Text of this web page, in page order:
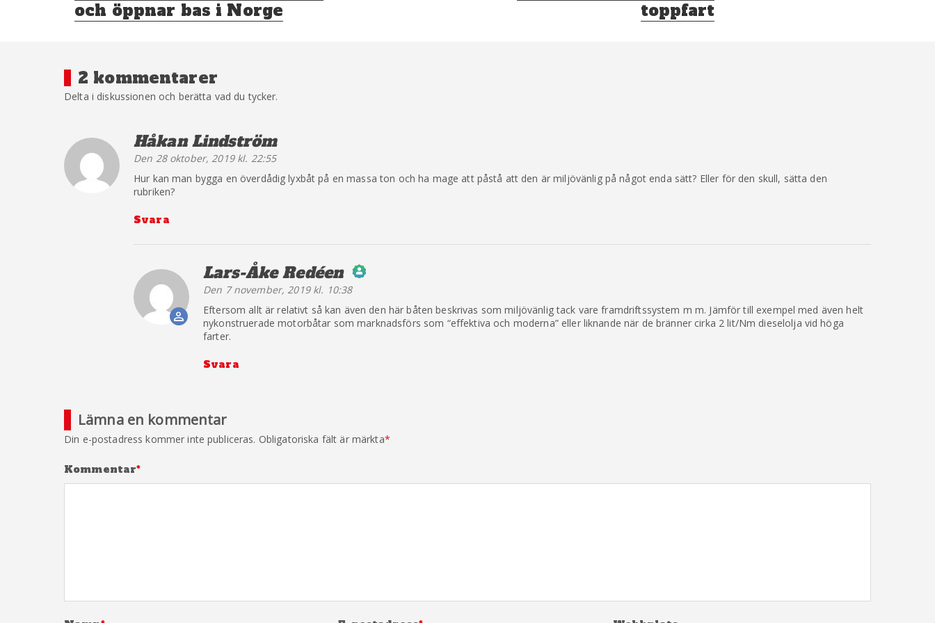
och öppnar bas i Norge
toppfart
2 kommentarer
Delta i diskussionen och berätta vad du tycker.
Håkan Lindströmsäger:
Den 28 oktober, 2019 kl. 22:55
Hur kan man bygga en överdådig lyxbåt på en massa ton och ha mage att påstå att den är miljövänlig på något enda sätt? Eller för den skull, sätta den
rubriken?
Svara
Lars-Åke Redéen säger:
The Real Person Badge!
Anti-Spam by CleanTalk
Den 7 november, 2019 kl. 10:38
Eftersom allt är relativt så kan även den här båten beskrivas som miljövänlig tack vare framdriftssystem m m. Jämför till exempel med även helt
nykonstruerade motorbåtar som marknadsförs som “effektiva och moderna” eller liknande när de bränner cirka 2 lit/Nm dieselolja vid höga
farter.
Svara
Lämna en kommentar
Din e-postadress kommer inte publiceras. Obligatoriska fält är märkta*
Kommentar*